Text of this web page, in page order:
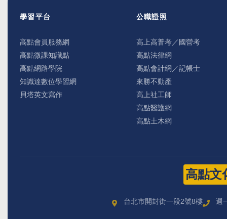
學習平台
高點會員服務網
高點微課知識點
高點網路學院
知識達數位學習網
貝塔英文寫作
公職證照
高上高普考／國營考
高點法律網
高點會計網／記帳士
來勝不動產
高上社工師
高點醫護網
高點土木網
高點文
台北市開封街一段2號8樓 週